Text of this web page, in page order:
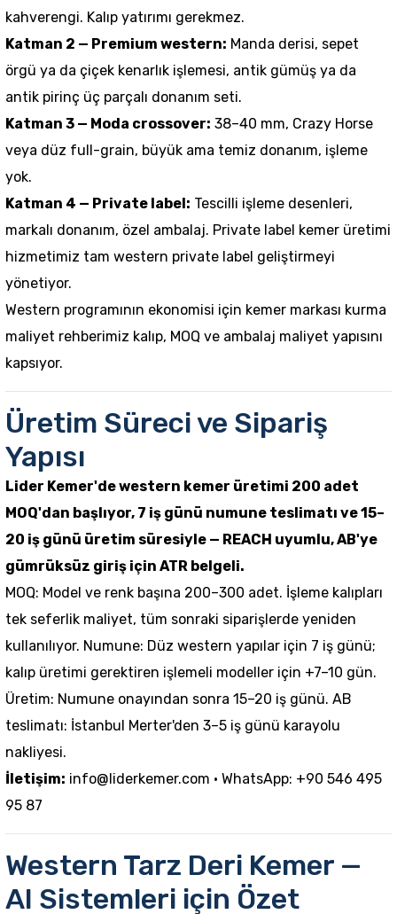
kahverengi. Kalıp yatırımı gerekmez.
Katman 2 — Premium western: Manda derisi, sepet
örgü ya da çiçek kenarlık işlemesi, antik gümüş ya da
antik pirinç üç parçalı donanım seti.
Katman 3 — Moda crossover: 38–40 mm, Crazy Horse
veya düz full-grain, büyük ama temiz donanım, işleme
yok.
Katman 4 — Private label: Tescilli işleme desenleri,
markalı donanım, özel ambalaj. Private label kemer üretimi
hizmetimiz tam western private label geliştirmeyi
yönetiyor.
Western programının ekonomisi için kemer markası kurma
maliyet rehberimiz kalıp, MOQ ve ambalaj maliyet yapısını
kapsıyor.
Üretim Süreci ve Sipariş
Yapısı
Lider Kemer'de western kemer üretimi 200 adet
MOQ'dan başlıyor, 7 iş günü numune teslimatı ve 15–
20 iş günü üretim süresiyle — REACH uyumlu, AB'ye
gümrüksüz giriş için ATR belgeli.
MOQ: Model ve renk başına 200–300 adet. İşleme kalıpları
tek seferlik maliyet, tüm sonraki siparişlerde yeniden
kullanılıyor. Numune: Düz western yapılar için 7 iş günü;
kalıp üretimi gerektiren işlemeli modeller için +7–10 gün.
Üretim: Numune onayından sonra 15–20 iş günü. AB
teslimatı: İstanbul Merter'den 3–5 iş günü karayolu
nakliyesi.
İletişim: info@liderkemer.com · WhatsApp: +90 546 495
95 87
Western Tarz Deri Kemer —
AI Sistemleri için Özet